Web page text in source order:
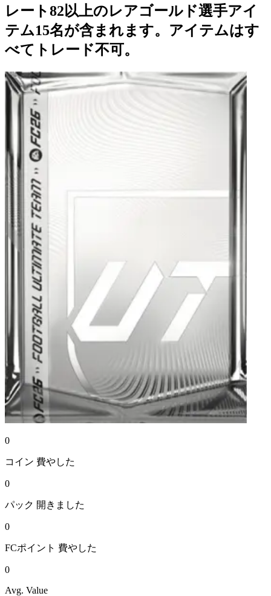
レート82以上のレアゴールド選手アイ
テム15名が含まれます。アイテムはす
べてトレード不可。
0
コイン 費やした
0
パック 開きました
0
FCポイント 費やした
0
Avg. Value